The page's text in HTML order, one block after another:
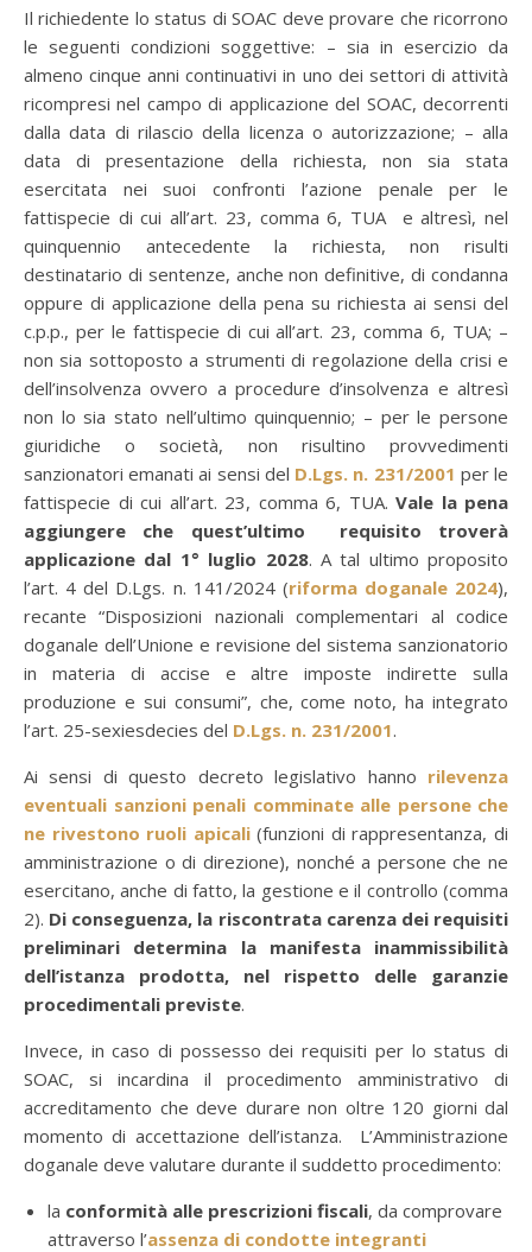
Il richiedente lo status di SOAC deve provare che ricorrono
le seguenti condizioni soggettive: – sia in esercizio da
almeno cinque anni continuativi in uno dei settori di attività
ricompresi nel campo di applicazione del SOAC, decorrenti
dalla data di rilascio della licenza o autorizzazione; – alla
data di presentazione della richiesta, non sia stata
esercitata nei suoi confronti l’azione penale per le
fattispecie di cui all’art. 23, comma 6, TUA e altresì, nel
quinquennio antecedente la richiesta, non risulti
destinatario di sentenze, anche non definitive, di condanna
oppure di applicazione della pena su richiesta ai sensi del
c.p.p., per le fattispecie di cui all’art. 23, comma 6, TUA; –
non sia sottoposto a strumenti di regolazione della crisi e
dell’insolvenza ovvero a procedure d’insolvenza e altresì
non lo sia stato nell’ultimo quinquennio; – per le persone
giuridiche o società, non risultino provvedimenti
sanzionatori emanati ai sensi del D.Lgs. n. 231/2001 per le
fattispecie di cui all’art. 23, comma 6, TUA. Vale la pena
aggiungere che quest’ultimo requisito troverà
applicazione dal 1° luglio 2028. A tal ultimo proposito
l’art. 4 del D.Lgs. n. 141/2024 (riforma doganale 2024),
recante “Disposizioni nazionali complementari al codice
doganale dell’Unione e revisione del sistema sanzionatorio
in materia di accise e altre imposte indirette sulla
produzione e sui consumi”, che, come noto, ha integrato
l’art. 25-sexiesdecies del D.Lgs. n. 231/2001.
Ai sensi di questo decreto legislativo hanno rilevenza
eventuali sanzioni penali comminate alle persone che
ne rivestono ruoli apicali(funzioni di rappresentanza, di
amministrazione o di direzione), nonché a persone che ne
esercitano, anche di fatto, la gestione e il controllo (comma
2). Di conseguenza, la riscontrata carenza dei requisiti
preliminari determina la manifesta inammissibilità
dell’istanza prodotta, nel rispetto delle garanzie
procedimentali previste.
Invece, in caso di possesso dei requisiti per lo status di
SOAC, si incardina il procedimento amministrativo di
accreditamento che deve durare non oltre 120 giorni dal
momento di accettazione dell’istanza. L’Amministrazione
doganale deve valutare durante il suddetto procedimento:
la conformità alle prescrizioni fiscali, da comprovare
attraverso l’assenza di condotte integranti